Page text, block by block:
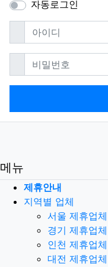
자동로그인
아이디필수
비밀번호필수
메뉴
제휴안내
지역별 업체
서울 제휴업체
경기 제휴업체
인천 제휴업체
대전 제휴업체